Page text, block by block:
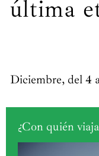
última
Diciembre, del 4
¿Con quién